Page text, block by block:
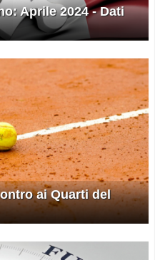
Aprile 2024 - Dati
ai Quarti del